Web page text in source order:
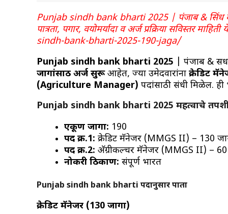
Punjab sindh bank bharti 2025 | पंजाब & सिंध
पात्रता, पगार, वयोमर्यादा व अर्ज प्रक्रिया सविस्तर
sindh-bank-bharti-2025-190-jaga/
Punjab sindh bank bharti 2025 | पंजाब &
जागांसाठी अर्ज सुरूआहेत, ज्या उमेदवारांना क्रेडिट
(Agriculture Manager) पदांसाठी संधी मिळेल.
Punjab sindh bank bharti 2025 महत्वाचे
एकूण जागा: 190
पद क्र.1: क्रेडिट मॅनेजर (MMGS II) – 130
पद क्र.2: अ‍ॅग्रीकल्चर मॅनेजर (MMGS II) – 60
नोकरी ठिकाण: संपूर्ण भारत
Punjab sindh bank bharti पदानुसार पात्रता
क्रेडिट मॅनेजर (130 जागा)